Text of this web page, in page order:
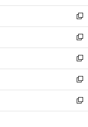
開
く
ウ
で
開
く
ン
ド
ウ
で
開
く
ウ
ィ
ン
ド
ウ
で
開
く
新
し
い
ウ
ィ
ン
ド
ウ
で
開
新
し
い
ウ
ィ
ン
ド
ウ
新
し
い
ウ
ィ
ン
新
し
い
ウ
新
し